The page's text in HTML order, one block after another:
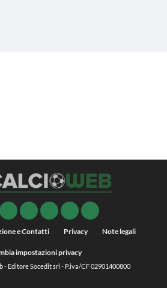
e Contatti Privacy Note legali
impostazioni privacy
- Editore Socedit srl - P.iva/CF 02901400800